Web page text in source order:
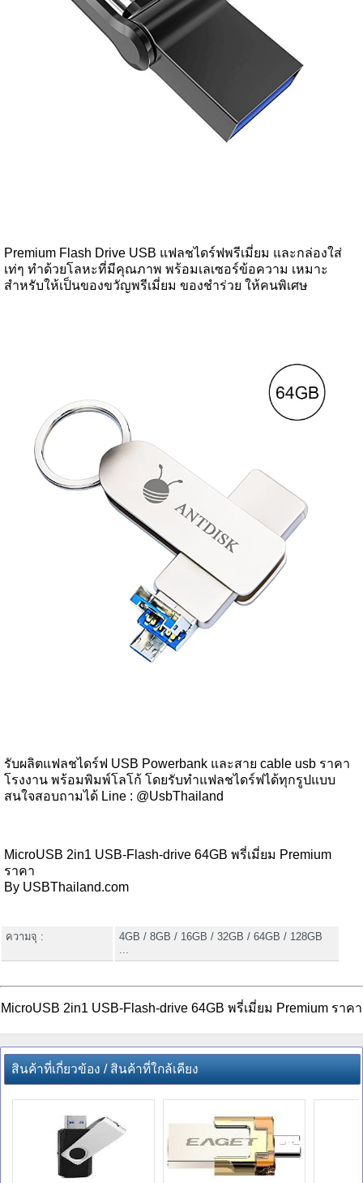
Premium Flash Drive USB แฟลชไดร์ฟพรีเมี่ยม และกล่องใส่
เท่ๆ ทำด้วยโลหะที่มีคุณภาพ พร้อมเลเซอร์ข้อความ เหมาะ
สำหรับให้เป็นของขวัญพรีเมี่ยม ของชำร่วย ให้คนพิเศษ
รับผลิตแฟลชไดร์ฟ USB Powerbank และสาย cable usb ราคา
โรงงาน พร้อมพิมพ์โลโก้ โดยรับทำแฟลชไดร์ฟได้ทุกรูปแบบ
สนใจสอบถามได้ Line : @UsbThailand
MicroUSB 2in1 USB-Flash-drive 64GB พรี่เมี่ยม Premium
ราคา
By USBThailand.com
ความจุ :
4GB / 8GB / 16GB / 32GB / 64GB / 128GB
...
MicroUSB 2in1 USB-Flash-drive 64GB พรี่เมี่ยม Premium ราคา
สินค้าที่เกี่ยวข้อง / สินค้าที่ใกล้เคียง